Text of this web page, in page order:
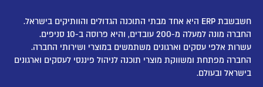
חשבשבת ERP היא אחד מבתי התוכנה הגדולים והוותיקים בישראל.
החברה מונה למעלה מ-200 עובדים, והיא פרוסה ב-10 סניפים.
עשרות אלפי עסקים וארגונים משתמשים במוצרי ושירותי החברה.
החברה מפתחת ומשווקת מוצרי תוכנה לניהול פיננסי לעסקים וארגונים
בישראל ובעולם.